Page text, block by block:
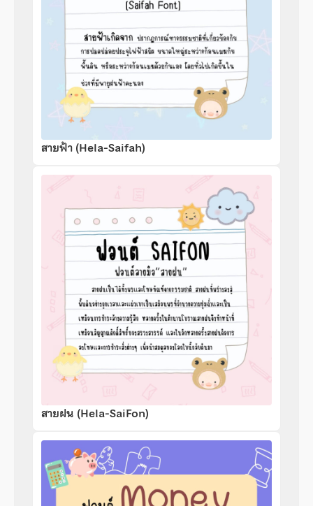
สายฟ้า (Hela-Saifah)
สายฝน (Hela-SaiFon)